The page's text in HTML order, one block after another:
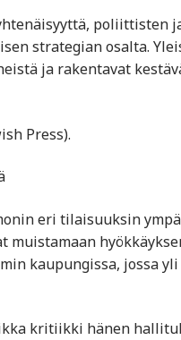
poliittisten
strategian osalta.
ja rakentavat
Press).
eri tilaisuuksin
kaupungissa, jossa yli
kritiikki hänen